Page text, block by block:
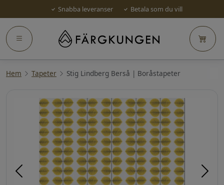
Snabba leveranser Betala som du vill
Hem Tapeter Stig Lindberg Berså | Boråstapeter
Föregående